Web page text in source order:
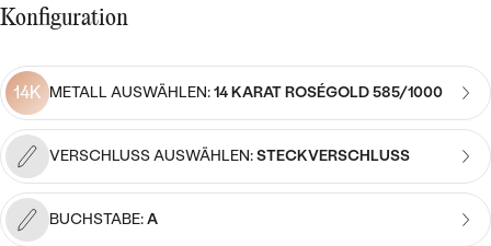
MIT LAB GROWN DIAMANT
MIT MOISSANIT
MIT FARBIGEN DIAMANTEN
MIT SCHWARZEN DIAMANTEN
GOLD
SILBER
PLATIN
NACH STEIN
DIAMANTSCHMUCK
NACH PREIS
PREISWERTE
LUXURIÖSE
NACH EDELSTEIN
MIT DIAMANT
MIT EDELSTEIN
PERLENKETTEN
NACH PREIS
MIT EDELSTEIN
PERLENRINGE
NACH PREIS
PREISWERTE
Konfiguration
14K METALL AUSWÄHLEN:14 KARAT ROSÉGOLD 585/1000
VERSCHLUSS AUSWÄHLEN:STECKVERSCHLUSS
BUCHSTABE:A